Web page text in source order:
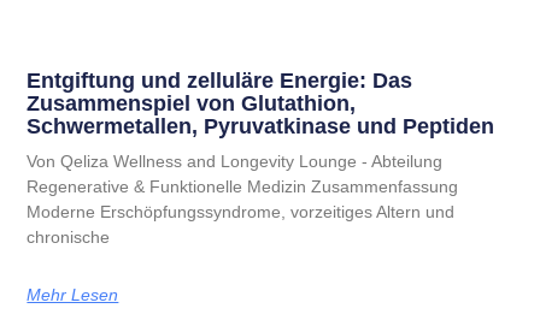
Entgiftung und zelluläre Energie: Das
Zusammenspiel von Glutathion,
Schwermetallen, Pyruvatkinase und Peptiden
Von Qeliza Wellness and Longevity Lounge - Abteilung
Regenerative & Funktionelle Medizin Zusammenfassung
Moderne Erschöpfungssyndrome, vorzeitiges Altern und
chronische
Mehr Lesen